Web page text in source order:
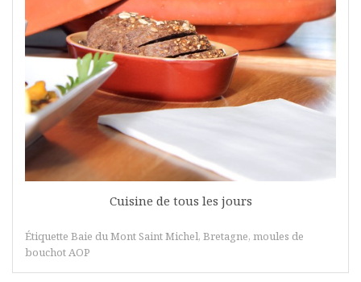
Cuisine de tous les jours
Étiquette Baie du Mont Saint Michel, Bretagne, moules de
bouchot AOP